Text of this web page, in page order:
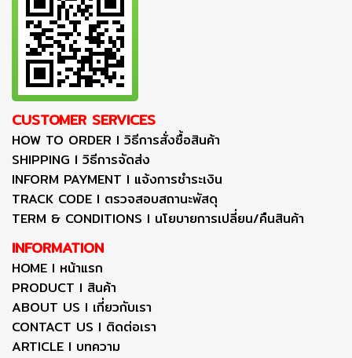
CUSTOMER SERVICES
HOW TO ORDER I วิธีการสั่งซื้อสินค้า
SHIPPING I วิธีการจัดส่ง
INFORM PAYMENT I แจ้งการชำระเงิน
TRACK CODE I ตรวจสอบสถานะพัสดุ
TERM & CONDITIONS I นโยบายการเปลี่ยน/คืนสินค้า
INFORMATION
HOME I หน้าแรก
PRODUCT I สินค้า
ABOUT US I เกี่ยวกับเรา
CONTACT US I ติดต่อเรา
ARTICLE I บทความ